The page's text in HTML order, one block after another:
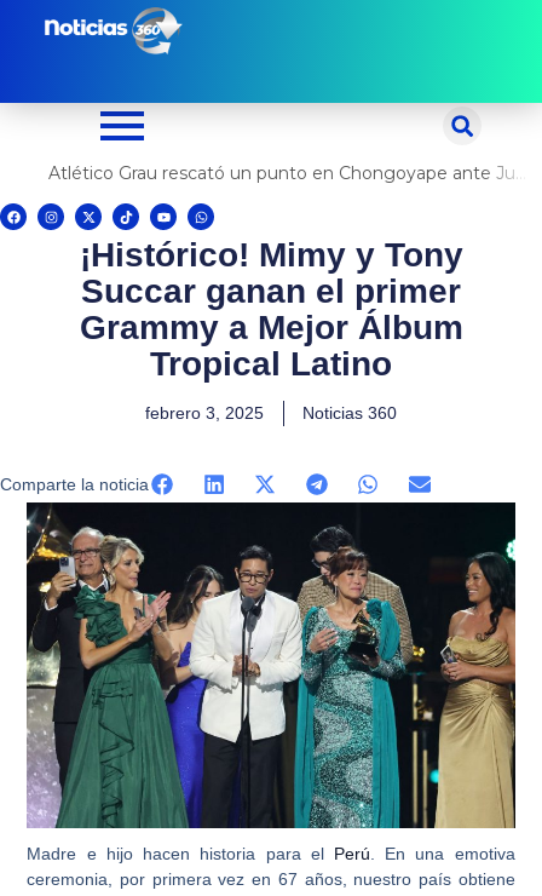
Atlético Grau rescató un punto en Chongoyape ante Juan Pablo II
F
a
c
I
n
s
X
-
t
w
i
t
t
e
r
T
i
k
t
o
Y
o
u
t
u
e
W
h
a
t
s
p
p
¡Histórico! Mimy y Tony
Succar ganan el primer
Grammy a Mejor Álbum
Tropical Latino
febrero 3, 2025 Noticias 360
Comparte la noticia
Madre e hijo hacen historia para el Perú . En una emotiva
ceremonia, por primera vez en 67 años, nuestro país obtiene